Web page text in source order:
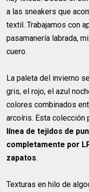
a las sneakers que
textil. Trabajamos con
pasamanería labrada,
cuero.
La paleta del invierno
gris, el rojo, el azul
colores combinados
arcoíris. Esta colección
línea de tejidos de
completamente por
zapatos.
Texturas en hilo de